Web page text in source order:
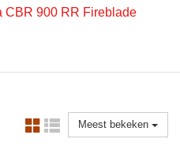
CBR 900 RR Fireblade
Meest bekeken